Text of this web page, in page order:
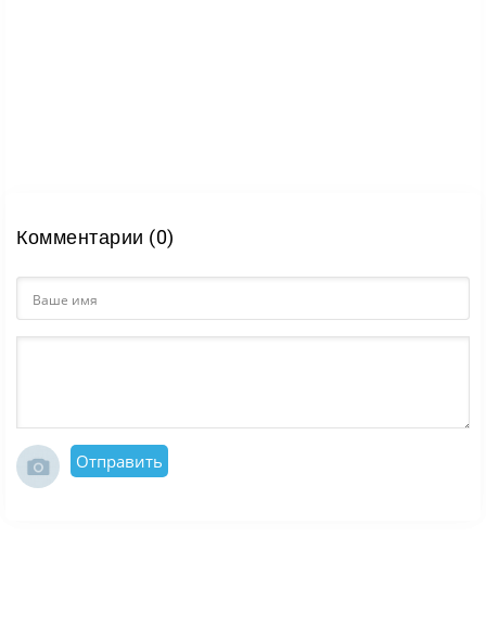
Комментарии (0)
Отправить